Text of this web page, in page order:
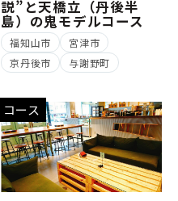
説”と天橋立（丹後半
島）の鬼モデルコース
福知山市
宮津市
京丹後市
与謝野町
コース